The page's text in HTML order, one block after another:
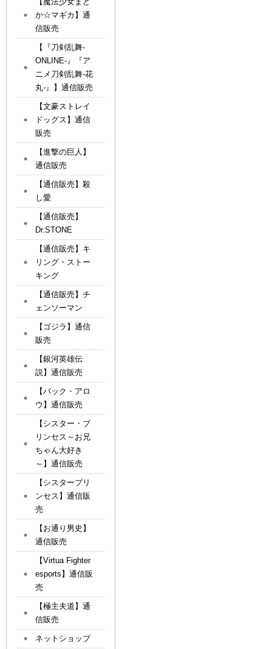
か☆マギカ】通
信販売
【『刀剣乱舞-
ONLINE-』『ア
ニメ刀剣乱舞-花
丸-』】通信販売
【文豪ストレイ
ドッグス】通信
販売
【進撃の巨人】
通信販売
【通信販売】殺
し愛
【通信販売】
Dr.STONE
【通信販売】キ
リング・ストー
キング
【通信販売】チ
ェンソーマン
【ゴジラ】通信
販売
【銀河英雄伝
説】通信販売
【バック・アロ
ウ】通信販売
【シスター・プ
リンセス～お兄
ちゃん大好き
～】通信販売
【シスタープリ
ンセス】通信販
売
【お通り男史】
通信販売
【Virtua Fighter
esports】通信販
売
【極主夫道】通
信販売
ネットショップ